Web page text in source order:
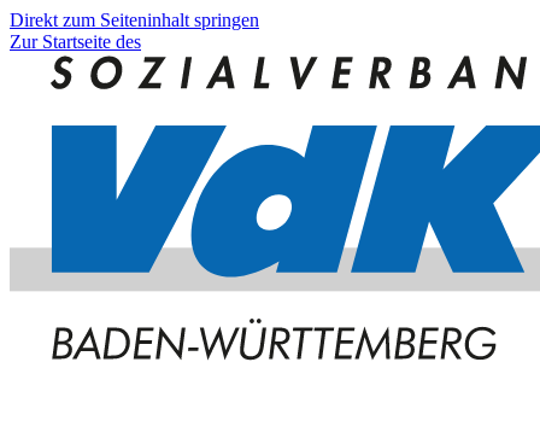
Direkt zum Seiteninhalt springen
Zur Startseite des